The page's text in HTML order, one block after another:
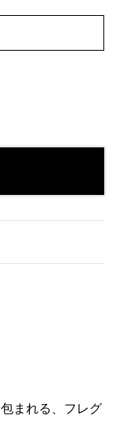
まれる、フレグ